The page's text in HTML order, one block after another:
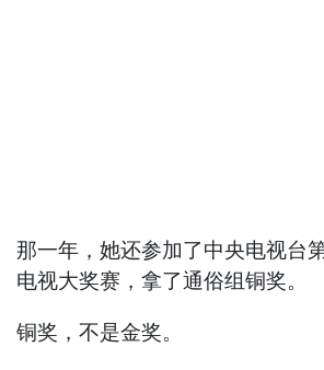
那一年，她还参加了中央电视台
电视大奖赛，拿了通俗组铜奖。
铜奖，不是金奖。